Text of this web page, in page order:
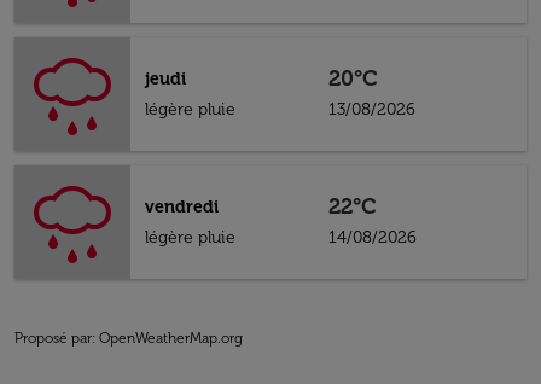
jeudi
légère pluie
20°C
13/08/2026
vendredi
légère pluie
22°C
14/08/2026
Proposé par: OpenWeatherMap.org